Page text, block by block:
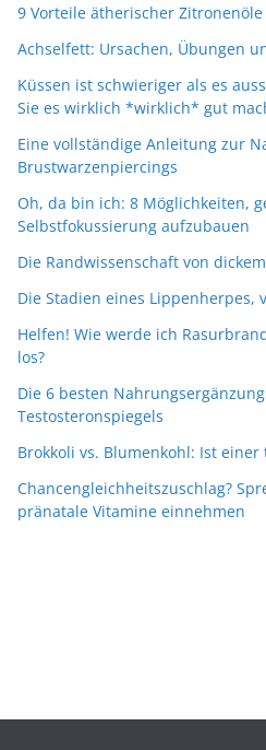
9 Vorteile ätherischer
Achselfett: Ursachen, Übungen
Küssen ist schwieriger als es
Sie es wirklich *wirklich* gut
Eine vollständige Anleitung zur
Brustwarzenpiercings
Oh, da bin ich: 8 Möglichkeiten,
Selbstfokussierung aufzubauen
Die Randwissenschaft von
Die Stadien eines Lippenherpes,
Helfen! Wie werde ich
los?
Die 6 besten
Testosteronspiegels
Brokkoli vs. Blumenkohl: Ist
Chancengleichheitszuschlag?
pränatale Vitamine einnehmen